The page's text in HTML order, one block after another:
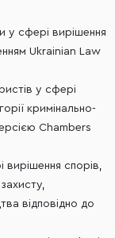
у сфері вирішення
Ukrainian Law
у сфері
кримінально-
Chambers
спорів,
відповідно до